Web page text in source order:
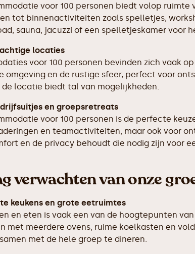
voor 100 personen biedt volop
tot binnenactiviteiten zoals spelletjes,
sauna, jacuzzi of een spelletjeskamer voor
locaties
voor 100 personen bevinden zich vaak
omgeving en de rustige sfeer, perfect voor
locatie biedt tal van mogelijkheden.
en groepsretreats
voor 100 personen is de perfecte
en teamactiviteiten, maar ook voor
en de privacy behoudt die nodig zijn voor
verwachten van onze
keukens en grote eetruimtes
en eten is vaak een van de hoogtepunten
met meerdere ovens, ruime koelkasten en
met de hele groep te dineren.